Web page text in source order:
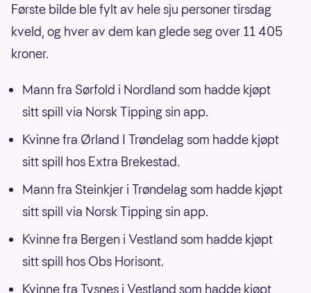
Første bilde ble fylt av hele sju personer tirsdag
kveld, og hver av dem kan glede seg over 11 405
kroner.
Mann fra Sørfold i Nordland som hadde kjøpt
sitt spill via Norsk Tipping sin app.
Kvinne fra Ørland I Trøndelag som hadde kjøpt
sitt spill hos Extra Brekestad.
Mann fra Steinkjer i Trøndelag som hadde kjøpt
sitt spill via Norsk Tipping sin app.
Kvinne fra Bergen i Vestland som hadde kjøpt
sitt spill hos Obs Horisont.
Kvinne fra Tysnes i Vestland som hadde kjøpt